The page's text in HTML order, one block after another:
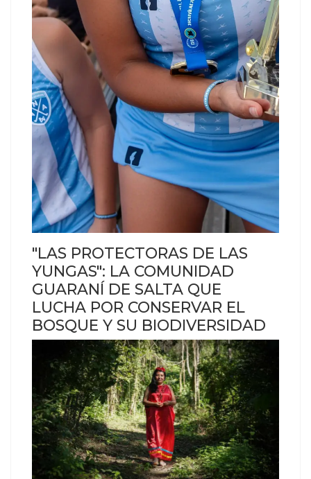
"LAS PROTECTORAS DE LAS
YUNGAS": LA COMUNIDAD
GUARANÍ DE SALTA QUE
LUCHA POR CONSERVAR EL
BOSQUE Y SU BIODIVERSIDAD